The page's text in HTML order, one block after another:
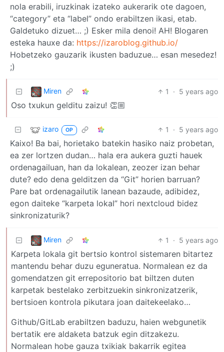
nola erabili, iruzkinak izateko aukerarik ote dagoen,
“category” eta “label” ondo erabiltzen ikasi, etab.
Galdetuko dizuet… ;) Esker mila denoi! AH! Blogaren
esteka hauxe da: https://izaroblog.github.io/
Hobetzeko gauzarik ikusten baduzue… esan mesedez!
;)
Miren 1 · 5 years ago
Oso txukun gelditu zaizu! 👏🏼
izaro OP 1 · 5 years ago
Kaixo! Ba bai, horietako batekin hasiko naiz probetan,
ea zer lortzen dudan… hala era aukera guzti hauek
ordenagailuan, han da lokalean, zeozer izan behar
dute? edo dena gelditzen da “Git” horien barruan?
Pare bat ordenagailutik lanean bazaude, adibidez,
egon daiteke “karpeta lokal” hori nextcloud bidez
sinkronizaturik?
Miren 1 · 5 years ago
Karpeta lokala git bertsio kontrol sistemaren bitartez
mantendu behar duzu eguneratua. Normalean ez da
gomendatzen git errepositorio bat biltzen duten
karpetak bestelako zerbitzuekin sinkronizatzerik,
bertsioen kontrola pikutara joan daitekeelako…
Github/GitLab erabiltzen baduzu, haien webgunetik
bertatik ere aldaketa batzuk egin ditzakezu.
Normalean hobe gauza txikiak bakarrik egitea